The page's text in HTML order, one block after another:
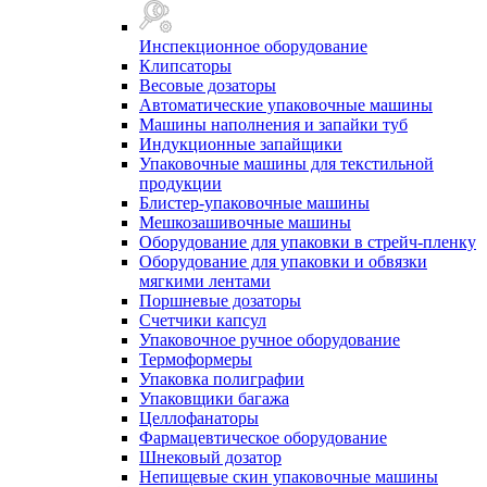
Инспекционное оборудование
Клипсаторы
Весовые дозаторы
Автоматические упаковочные машины
Машины наполнения и запайки туб
Индукционные запайщики
Упаковочные машины для текстильной
продукции
Блистер-упаковочные машины
Мешкозашивочные машины
Оборудование для упаковки в стрейч-пленку
Оборудование для упаковки и обвязки
мягкими лентами
Поршневые дозаторы
Счетчики капсул
Упаковочное ручное оборудование
Термоформеры
Упаковка полиграфии
Упаковщики багажа
Целлофанаторы
Фармацевтическое оборудование
Шнековый дозатор
Непищевые скин упаковочные машины